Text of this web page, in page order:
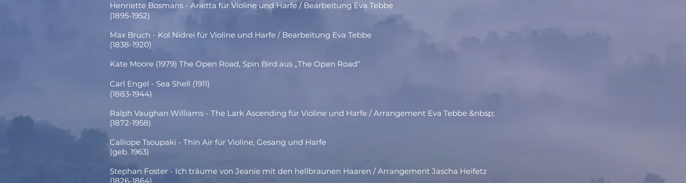
Henriette Bosmans - Arietta für Violine und Harfe / Bearbeitung Eva Tebbe
(1895-1952)
Max Bruch - Kol Nidrei für Violine und Harfe / Bearbeitung Eva Tebbe
(1838-1920)
Kate Moore (1979) The Open Road, Spin Bird aus „The Open Road“
Carl Engel - Sea Shell (1911)
(1883-1944)
Ralph Vaughan Williams - The Lark Ascending für Violine und Harfe / Arrangement Eva Tebbe &nbsp;
(1872-1958)
Calliope Tsoupaki - Thin Air für Violine, Gesang und Harfe
(geb. 1963)
Stephan Foster - Ich träume von Jeanie mit den hellbraunen Haaren / Arrangement Jascha Heifetz
(1826-1864)